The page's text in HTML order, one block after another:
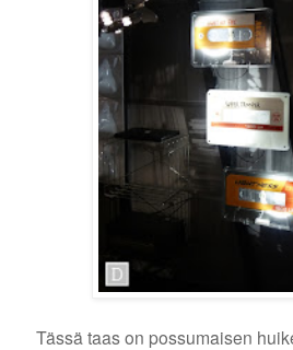
Tässä taas on possumaisen